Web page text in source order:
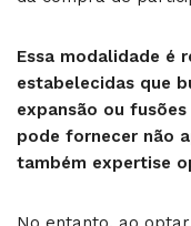
Essa modalidade é
estabelecidas que
expansão ou
pode fornecer não
também expertise